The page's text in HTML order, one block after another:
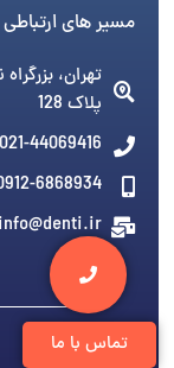
تماس با ما
مسیر های ارتباطی
تهران،
پلاک 128
021-44069416
6868934
info@denti.ir